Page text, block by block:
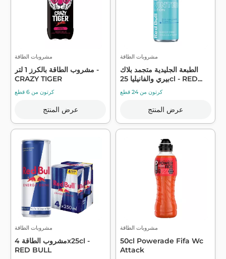
مشروبات الطاقة
مشروب الطاقة بالكرز 1 لتر -
CRAZY TIGER
كرتون من 6 قطع
عرض المنتج
مشروبات الطاقة
الطبعة الجليدية متجمد بلاك
بيري والفانيليا 25cl - RED...
كرتون من 24 قطع
عرض المنتج
مشروبات الطاقة
مشروب الطاقة 4x25cl -
RED BULL
مشروبات الطاقة
50cl Powerade Fifa Wc
Attack